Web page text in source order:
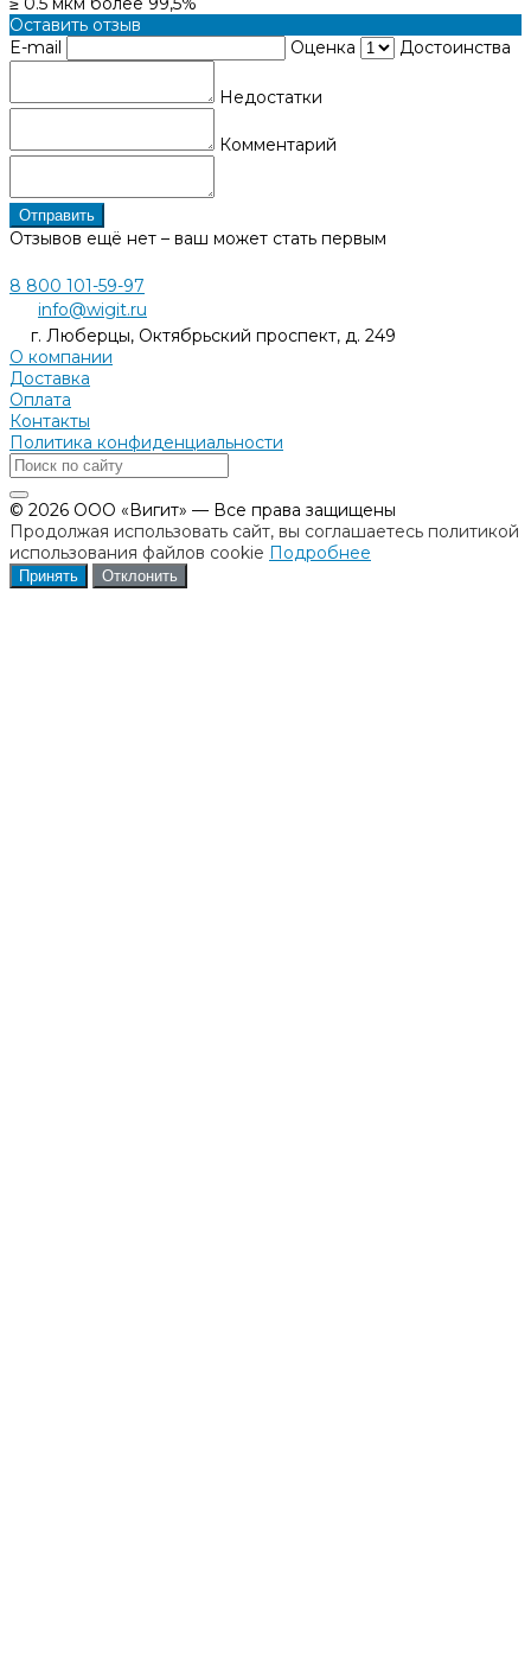
Оставить отзыв
E-mail
Оценка Достоинства
Недостатки
Комментарий
Отправить
Отзывов ещё нет – ваш может стать первым
8 800 101-59-97
info@wigit.ru
г. Люберцы, Октябрьский проспект, д. 249
О компании
Доставка
Оплата
Контакты
Политика конфиденциальности
© 2026 ООО «Вигит» — Все права защищены
Продолжая использовать сайт, вы соглашаетесь политикой
использования файлов cookie Подробнее
Принять Отклонить